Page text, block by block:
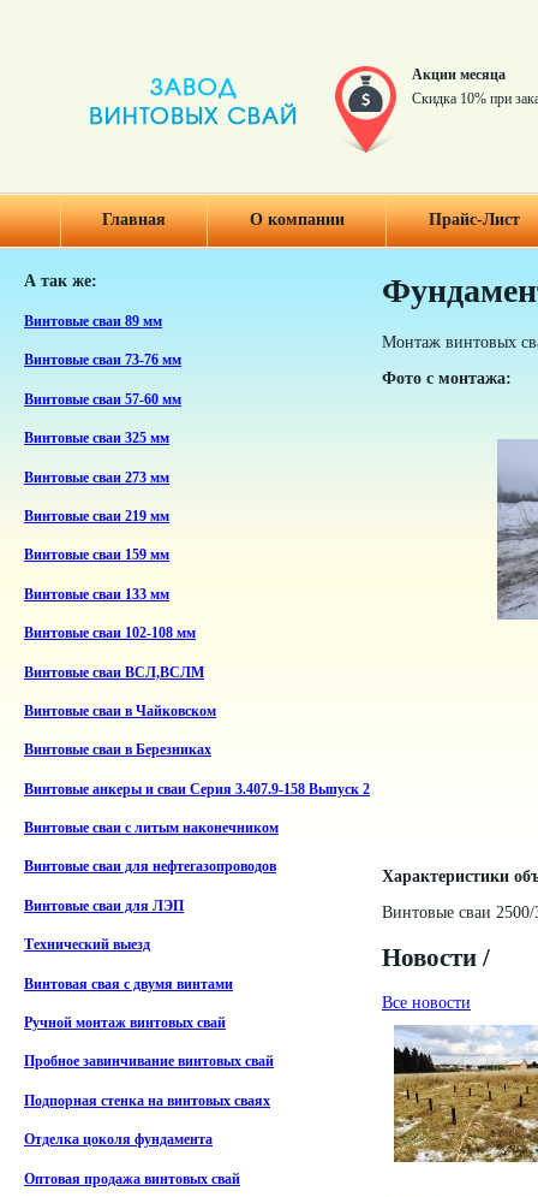
Акции месяца
Скидка 10% при
Главная О компании Прайс-Лист
А так же:
Винтовые сваи 89 мм
Винтовые сваи 73-76 мм
Винтовые сваи 57-60 мм
Винтовые сваи 325 мм
Винтовые сваи 273 мм
Винтовые сваи 219 мм
Винтовые сваи 159 мм
Винтовые сваи 133 мм
Винтовые сваи 102-108 мм
Винтовые сваи ВСЛ,ВСЛМ
Винтовые сваи в Чайковском
Винтовые сваи в Березниках
Винтовые анкеры и сваи Серия 3.407.9-158 Выпуск 2
Винтовые сваи с литым наконечником
Винтовые сваи для нефтегазопроводов
Винтовые сваи для ЛЭП
Технический выезд
Винтовая свая с двумя винтами
Ручной монтаж винтовых свай
Пробное завинчивание винтовых свай
Подпорная стенка на винтовых сваях
Отделка цоколя фундамента
Оптовая продажа винтовых свай
Монтаж винтовых
Фото с монтажа:
Характеристики
Винтовые сваи 2500/
Новости /
Все новости